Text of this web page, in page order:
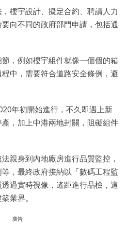
樓宇設計、擬定合約、聘請人力
向不同的政府部門申請，包括通
，例如樓宇組件就像一個個的箱
中，需要符合道路安全條例，避
年初開始進行，不久即遇上新
，加上中港兩地封關，阻礙組件
親身到內地廠房進行品質監控，
，最終政府接納以「數碼工程監
過實時視像，遙距進行品檢，這
業界。
廣告